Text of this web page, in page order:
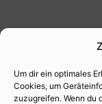
Um dir ein optimales
Cookies, um
zuzugreifen. Wenn du